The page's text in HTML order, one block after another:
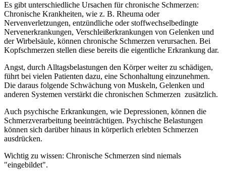
Es gibt unterschiedliche Ursachen für chronische Schmerzen:
Chronische Krankheiten, wie z. B. Rheuma oder
Nervenverletzungen, entzündliche oder stoffwechselbedingte
Nervenerkrankungen, Verschleißerkrankungen von Gelenken und
der Wirbelsäule, können chronische Schmerzen verursachen. Bei
Kopfschmerzen stellen diese bereits die eigentliche Erkrankung dar.
Angst, durch Alltagsbelastungen den Körper weiter zu schädigen,
führt bei vielen Patienten dazu, eine Schonhaltung einzunehmen.
Die daraus folgende Schwächung von Muskeln, Gelenken und
anderen Systemen verstärkt die chronischen Schmerzen zusätzlich.
Auch psychische Erkrankungen, wie Depressionen, können die
Schmerzverarbeitung beeinträchtigen. Psychische Belastungen
können sich darüber hinaus in körperlich erlebten Schmerzen
ausdrücken.
Wichtig zu wissen: Chronische Schmerzen sind niemals
"eingebildet".